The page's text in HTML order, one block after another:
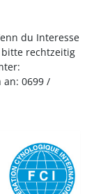
du Interesse
rechtzeitig
0699 /